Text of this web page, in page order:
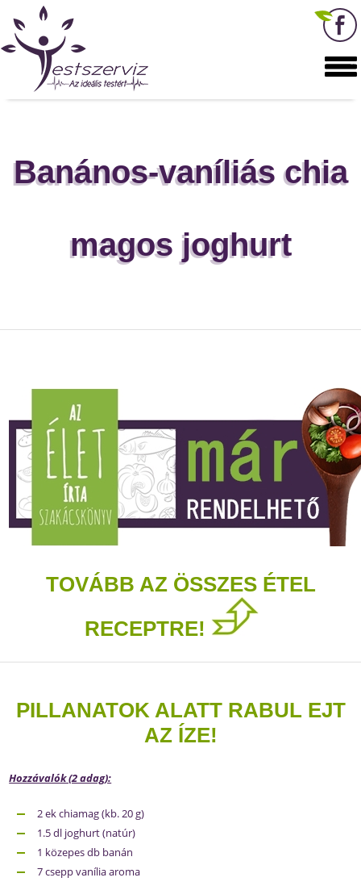
Banános-vaníliás chia
magos joghurt
TOVÁBB AZ ÖSSZES ÉTEL
RECEPTRE!
PILLANATOK ALATT RABUL EJT
AZ ÍZE!
Hozzávalók (2 adag):
2 ek chiamag (kb. 20 g)
1.5 dl joghurt (natúr)
1 közepes db banán
7 csepp vanília aroma